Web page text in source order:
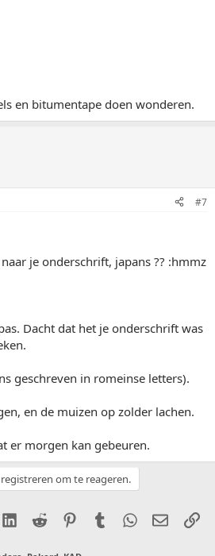
en bitumentape doen wonderen.
#7
je onderschrift, japans ?? :hmmz
Dacht dat het je onderschrift was
geschreven in romeinse letters).
en de muizen op zolder lachen.
er morgen kan gebeuren.
om te reageren.
LinkedIn
Reddit PinterestTumblr WhatsApp
E-mail